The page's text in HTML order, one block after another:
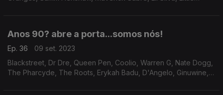
Anos 90? abre a porta...somos nós!
Ep. 36
09 set. 2023
Blackstreet, Dr Dre, Queen Pen, Coolio, Warren G, Nate Dogg,
The Pharcyde, The Roots, Erykah Badu, D'Angelo, Ginuwine,